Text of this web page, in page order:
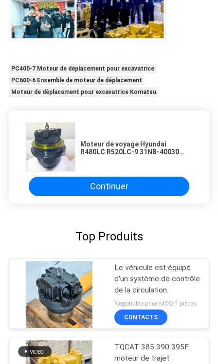
PC400-7 Moteur de déplacement pour excavatrice
PC600-6 Ensemble de moteur de déplacement
Moteur de déplacement pour excavatrice Komatsu
Moteur de voyage Hyundai
R480LC R520LC-9 31NB-40030
composant d'entraînement final
haute performance
Continuer
Top Produits
Le véhicule est équipé
d'un système de contrôle
de la circulation.
Negotiable price MOQ:1 pièces
CONTACTS
TQCAT 385 390 395F
moteur de trajet